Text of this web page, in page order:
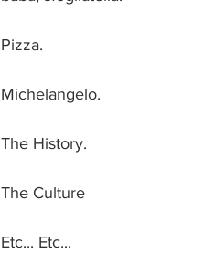
Pizza.
Michelangelo.
The History.
The Culture
Etc... Etc...